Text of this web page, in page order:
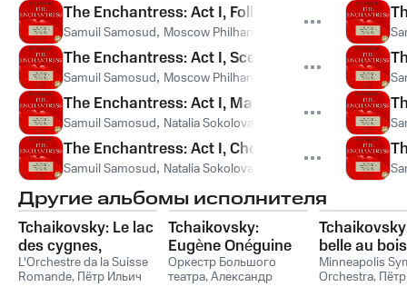
The Enchantress: Act I, Folk Scene - "Lyubo nam
Samuil Samosud, Moscow Philharmonic Symphony Orchestra
The Enchantress: Act I, Scene - "Archangel
Samuil Samosud, Moscow Philharmonic Symphony Orchestra
The Enchantress: Act I, Maiden Chorus "Poidu,
Samuil Samosud, Natalia Sokolova Moscow Philharmonic
The Enchantress: Act I, Chorus Of Visiting
Samuil Samosud, Natalia Sokolova Moscow Philharmonic
Другие альбомы исполнителя
Tchaikovsky: Le lac
des cygnes,
extraits
L'Orchestre da la Suisse
Romande, Пётр Ильич
Tchaikovsky:
Eugène Onéguine
Оркестр Большого
театра,Александр
belle au bois
dormant
Minneapolis
Orchestra,